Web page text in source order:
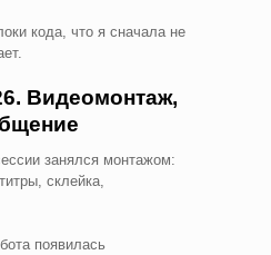
кода, что я сначала не
Видеомонтаж,
занялся монтажом:
склейка,
появилась